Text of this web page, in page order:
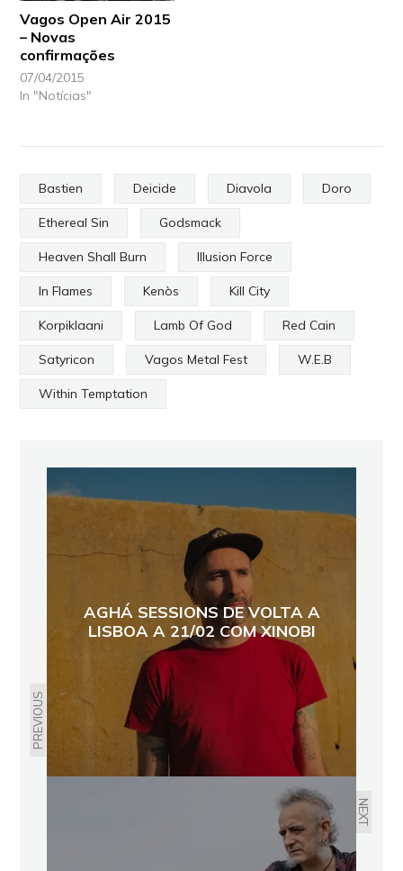
Vagos Open Air 2015
– Novas
confirmações
07/04/2015
In "Notícias"
Bastien Deicide Diavola Doro
Ethereal Sin Godsmack
Heaven Shall Burn Illusion Force
In Flames Kenòs Kill City
Korpiklaani Lamb Of God Red Cain
Satyricon Vagos Metal Fest W.E.B
Within Temptation
PREVIOUS
AGHÁ SESSIONS DE VOLTA A
LISBOA A 21/02 COM XINOBI
NEXT